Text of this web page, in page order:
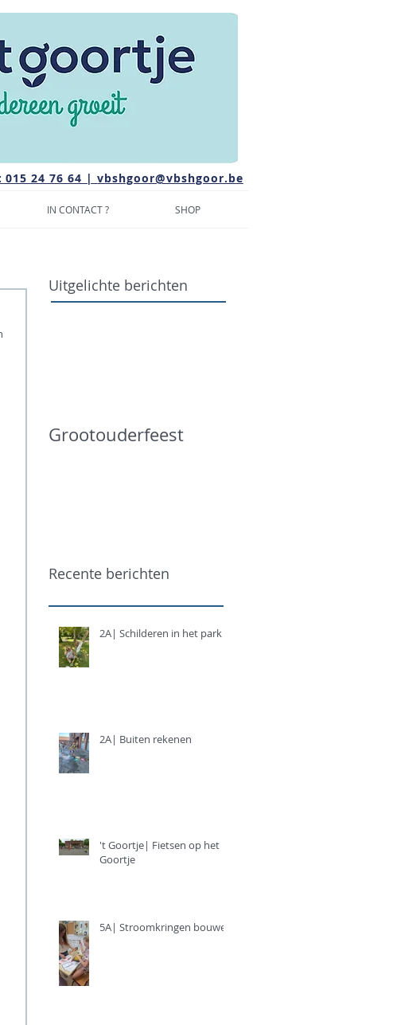
015 24 76 64 |vbshgoor@vbshgoor.be
IN CONTACT ? SHOP
Uitgelichte berichten
Grootouderfeest
Recente berichten
2A| Schilderen in het park
2A| Buiten rekenen
't Goortje| Fietsen op het
Goortje
5A| Stroomkringen bouwen